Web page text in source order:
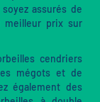
assurés de
meilleur prix sur
cendriers
mégots et de
également des